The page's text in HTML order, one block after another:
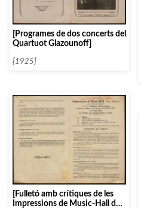
[Programes de dos concerts del
Quartuot Glazounoff]
[1925]
[Fulletó amb crítiques de les
Impressions de Music-Hall de